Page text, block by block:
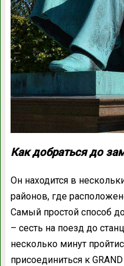
Как добраться до
Он находится в
районов, где
Самый простой способ
– сесть на поезд до
несколько минут
присоединиться к